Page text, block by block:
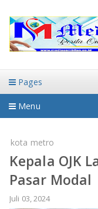
Pages
Menu
DAERAH
NASIONAL
HUKUM-KRIMINAL
kota metro
Kepala OJK
Pasar Modal
Juli 03, 2024